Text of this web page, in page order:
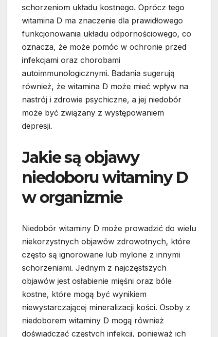
schorzeniom układu kostnego. Oprócz tego
witamina D ma znaczenie dla prawidłowego
funkcjonowania układu odpornościowego, co
oznacza, że może pomóc w ochronie przed
infekcjami oraz chorobami
autoimmunologicznymi. Badania sugerują
również, że witamina D może mieć wpływ na
nastrój i zdrowie psychiczne, a jej niedobór
może być związany z występowaniem
depresji.
Jakie są objawy
niedoboru witaminy D
w organizmie
Niedobór witaminy D może prowadzić do wielu
niekorzystnych objawów zdrowotnych, które
często są ignorowane lub mylone z innymi
schorzeniami. Jednym z najczęstszych
objawów jest osłabienie mięśni oraz bóle
kostne, które mogą być wynikiem
niewystarczającej mineralizacji kości. Osoby z
niedoborem witaminy D mogą również
doświadczać częstych infekcji, ponieważ ich